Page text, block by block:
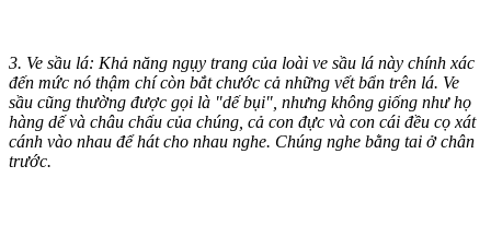
3. Ve sầu lá: Khả năng ngụy trang của loài ve sầu lá này chính xác
đến mức nó thậm chí còn bắt chước cả những vết bẩn trên lá. Ve
sầu cũng thường được gọi là "dế bụi", nhưng không giống như họ
hàng dế và châu chấu của chúng, cả con đực và con cái đều cọ xát
cánh vào nhau để hát cho nhau nghe. Chúng nghe bằng tai ở chân
trước.